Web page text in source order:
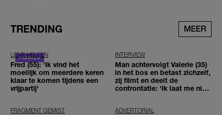
TRENDING MEER
LIEVE HELEEN
Fred (55): 'Ik vind het
moeilijk om meerdere keren
klaar te komen tijdens een
vrijpartij'
INTERVIEW
Man achtervolgt Valerie (35)
in het bos en betast zichzelf,
zij filmt en deelt de
confrontatie: 'Ik laat me niet
FRAGMENT GEMIST ADVERTORIAL